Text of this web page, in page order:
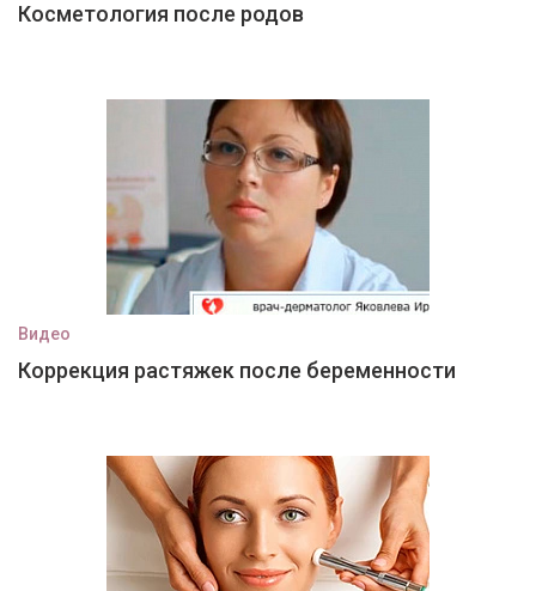
Косметология после родов
Видео
Коррекция растяжек после беременности